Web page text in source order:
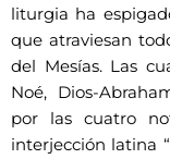
liturgia ha
que atraviesan
del Mesías. Las
Noé, Dios-
por las cuatro
interjección latina